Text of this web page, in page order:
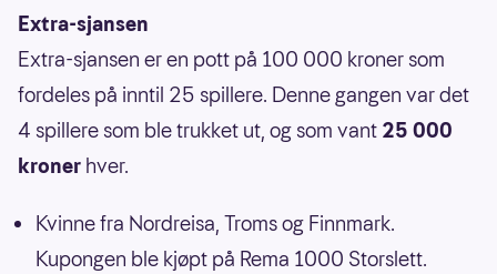
Extra-sjansen
Extra-sjansen er en pott på 100 000 kroner som
fordeles på inntil 25 spillere. Denne gangen var det
4 spillere som ble trukket ut, og som vant 25 000
kroner hver.
Kvinne fra Nordreisa, Troms og Finnmark.
Kupongen ble kjøpt på Rema 1000 Storslett.